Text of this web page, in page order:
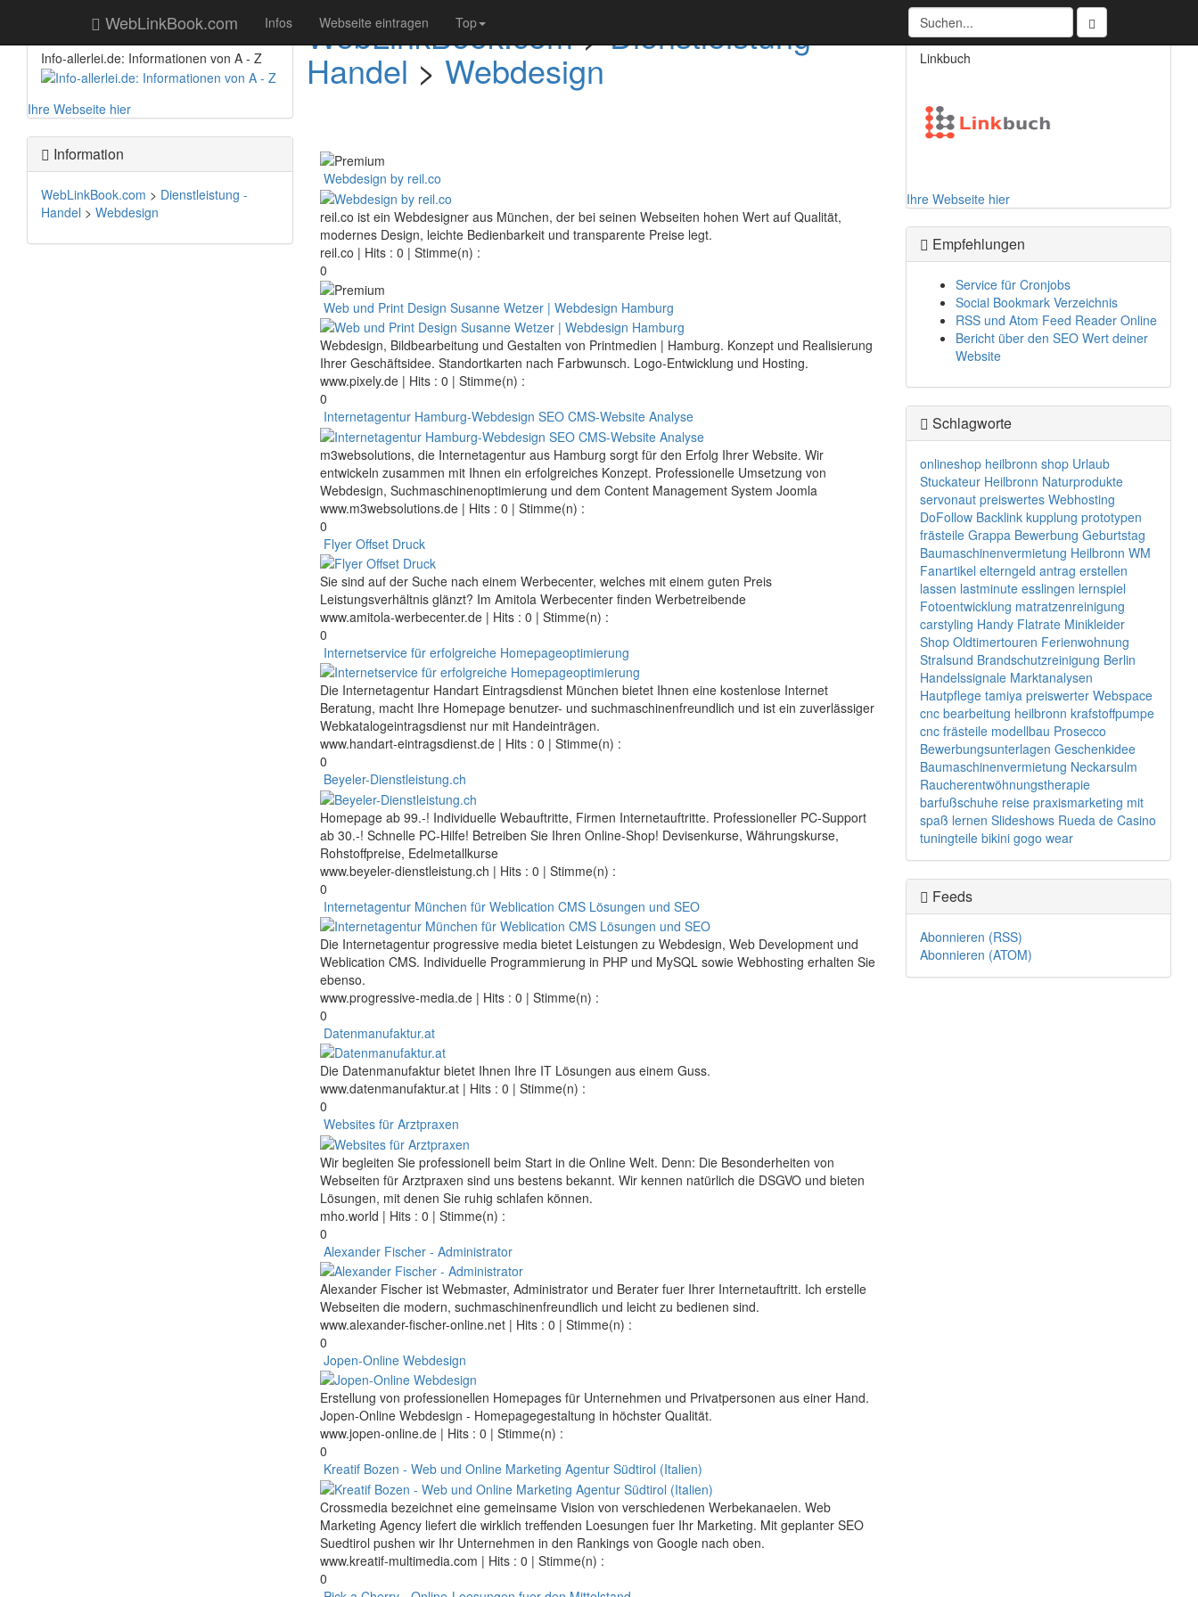
WebLinkBook.com Infos Webseite eintragen Top
Booster
Info-allerlei.de: Informationen von A - Z
Ihre Webseite hier
Information
WebLinkBook.com > Dienstleistung -
Handel > Webdesign
WebLinkBook.com>Dienstleistung -
Handel > Webdesign
Webdesign by reil.co
reil.co ist ein Webdesigner aus München, der bei seinen Webseiten hohen Wert auf Qualität,
modernes Design, leichte Bedienbarkeit und transparente Preise legt.
reil.co | Hits : 0 | Stimme(n) :
0
Web und Print Design Susanne Wetzer | Webdesign Hamburg
Webdesign, Bildbearbeitung und Gestalten von Printmedien | Hamburg. Konzept und Realisierung
Ihrer Geschäftsidee. Standortkarten nach Farbwunsch. Logo-Entwicklung und Hosting.
www.pixely.de| Hits : 0 | Stimme(n) :
0
Internetagentur Hamburg-Webdesign SEO CMS-Website Analyse
m3websolutions, die Internetagentur aus Hamburg sorgt für den Erfolg Ihrer Website. Wir
entwickeln zusammen mit Ihnen ein erfolgreiches Konzept. Professionelle Umsetzung von
Webdesign, Suchmaschinenoptimierung und dem Content Management System Joomla
www.m3websolutions.de| Hits : 0 | Stimme(n) :
0
Flyer Offset Druck
Sie sind auf der Suche nach einem Werbecenter, welches mit einem guten Preis
Leistungsverhältnis glänzt? Im Amitola Werbecenter finden Werbetreibende
www.amitola-werbecenter.de| Hits : 0 | Stimme(n) :
0
Internetservice für erfolgreiche Homepageoptimierung
Die Internetagentur Handart Eintragsdienst München bietet Ihnen eine kostenlose Internet
Beratung, macht Ihre Homepage benutzer- und suchmaschinenfreundlich und ist ein zuverlässiger
Webkatalogeintragsdienst nur mit Handeinträgen.
www.handart-eintragsdienst.de| Hits : 0 | Stimme(n) :
0
Beyeler-Dienstleistung.ch
Homepage ab 99.-! Individuelle Webauftritte, Firmen Internetauftritte. Professioneller PC-Support
ab 30.-! Schnelle PC-Hilfe! Betreiben Sie Ihren Online-Shop! Devisenkurse, Währungskurse,
Rohstoffpreise, Edelmetallkurse
www.beyeler-dienstleistung.ch | Hits : 0 | Stimme(n) :
0
Internetagentur München für Weblication CMS Lösungen und SEO
Die Internetagentur progressive media bietet Leistungen zu Webdesign, Web Development und
Weblication CMS. Individuelle Programmierung in PHP und MySQL sowie Webhosting erhalten Sie
ebenso.
www.progressive-media.de| Hits : 0 | Stimme(n) :
0
Datenmanufaktur.at
Die Datenmanufaktur bietet Ihnen Ihre IT Lösungen aus einem Guss.
www.datenmanufaktur.at| Hits : 0 | Stimme(n) :
0
Websites für Arztpraxen
Wir begleiten Sie professionell beim Start in die Online Welt. Denn: Die Besonderheiten von
Webseiten für Arztpraxen sind uns bestens bekannt. Wir kennen natürlich die DSGVO und bieten
Lösungen, mit denen Sie ruhig schlafen können.
mho.world | Hits : 0 | Stimme(n) :
0
Alexander Fischer - Administrator
Alexander Fischer ist Webmaster, Administrator und Berater fuer Ihrer Internetauftritt. Ich erstelle
Webseiten die modern, suchmaschinenfreundlich und leicht zu bedienen sind.
www.alexander-fischer-online.net| Hits : 0 | Stimme(n) :
0
Jopen-Online Webdesign
Erstellung von professionellen Homepages für Unternehmen und Privatpersonen aus einer Hand.
Jopen-Online Webdesign - Homepagegestaltung in höchster Qualität.
www.jopen-online.de| Hits : 0 | Stimme(n) :
0
Kreatif Bozen - Web und Online Marketing Agentur Südtirol (Italien)
Crossmedia bezeichnet eine gemeinsame Vision von verschiedenen Werbekanaelen. Web
Marketing Agency liefert die wirklich treffenden Loesungen fuer Ihr Marketing. Mit geplanter SEO
Suedtirol pushen wir Ihr Unternehmen in den Rankings von Google nach oben.
www.kreatif-multimedia.com | Hits : 0 | Stimme(n) :
0
Partner
Linkbuch
Ihre Webseite hier
Empfehlungen
Service für Cronjobs
Social Bookmark Verzeichnis
RSS und Atom Feed Reader Online
Bericht über den SEO Wert deiner
Website
Schlagworte
onlineshop heilbronn shop Urlaub
Stuckateur Heilbronn Naturprodukte
servonaut preiswertes Webhosting
DoFollow Backlink kupplung prototypen
frästeile Grappa Bewerbung Geburtstag
Baumaschinenvermietung Heilbronn WM
Fanartikel elterngeld antrag erstellen
lassen lastminute esslingen lernspiel
Fotoentwicklung matratzenreinigung
carstyling Handy Flatrate Minikleider
Shop Oldtimertouren Ferienwohnung
Stralsund Brandschutzreinigung Berlin
Handelssignale Marktanalysen
Hautpflege tamiya preiswerter Webspace
cnc bearbeitung heilbronn krafstoffpumpe
cnc frästeile modellbau Prosecco
Bewerbungsunterlagen Geschenkidee
Baumaschinenvermietung Neckarsulm
Raucherentwöhnungstherapie
barfußschuhe reise praxismarketing mit
spaß lernen Slideshows Rueda de Casino
tuningteile bikini gogo wear
Feeds
Abonnieren (RSS)
Abonnieren (ATOM)